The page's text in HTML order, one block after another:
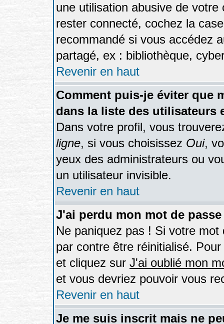
une utilisation abusive de
rester connecté, cochez la
recommandé si vous accédez
partagé, ex : bibliothèque,
Revenir en haut
Comment puis-je éviter que
dans la liste des utilisateurs
Dans votre profil, vous
ligne, si vous choisissez Oui,
yeux des administrateurs ou
un utilisateur invisible.
Revenir en haut
J'ai perdu mon mot de
Ne paniquez pas ! Si votre
par contre être réinitialisé.
et cliquez sur J'ai oublié mon
et vous devriez pouvoir vous
Revenir en haut
Je me suis inscrit mais ne